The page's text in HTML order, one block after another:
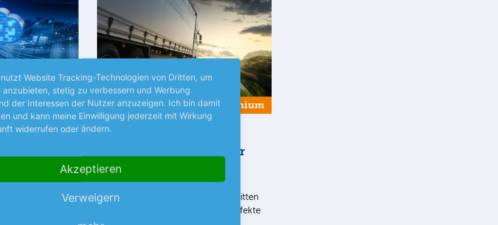
Premium
der United-
Premium
NEUES AUS UNTERNEHMEN
SAF-Holland bleibt in der
Spur
Der Nutzfahrzeugzulieferer hat im
1. Halbjahr etwas besser abgeschnitten
als erwartet. Dazu trugen Skaleneffekte
Website Tracking-Technologien von Dritten, um
anzubieten, stetig zu verbessern und Werbung
der Interessen der Nutzer anzuzeigen. Ich bin damit
und kann meine Einwilligung jederzeit mit Wirkung
widerrufen oder ändern.
Akzeptieren
Verweigern